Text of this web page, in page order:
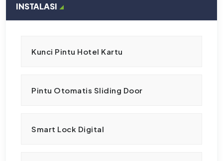
INSTALASI
Kunci Pintu Hotel Kartu
Pintu Otomatis Sliding Door
Smart Lock Digital